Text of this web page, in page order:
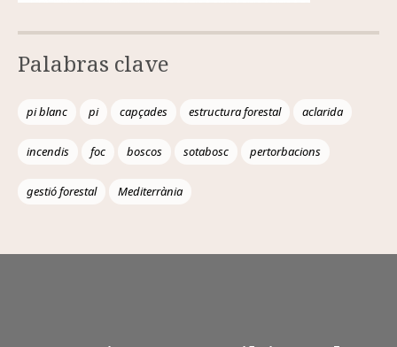
Palabras clave
pi blanc pi capçades estructura forestal aclarida
incendis foc boscos sotabosc pertorbacions
gestió forestal Mediterrània